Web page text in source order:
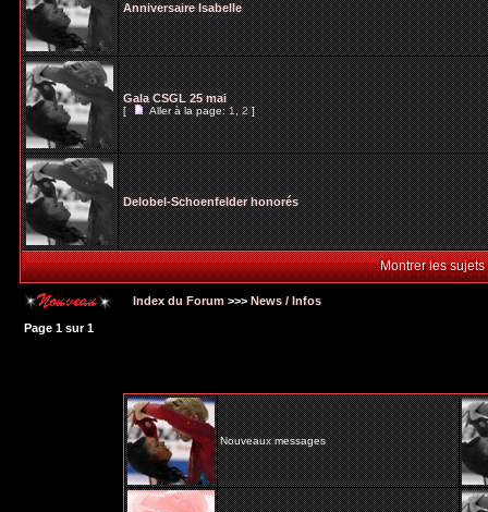
Anniversaire Isabelle
Gala CSGL 25 mai
[ Aller à la page:1,2]
Delobel-Schoenfelder honorés
Montrer les
Index du Forum >>> News / Infos
Page 1 sur1
Nouveaux messages